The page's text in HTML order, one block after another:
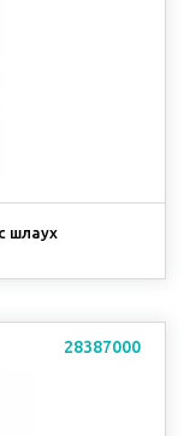
шлаух
28387000